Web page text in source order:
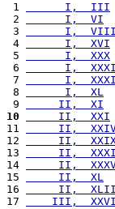
1
      I,  III
2
      I,  VI
3
      I,  VIII
4
      I,  XVI
5
      I,  XXX
6
I,
7
I,
8
      I,  XL
9
     II,  XI
10
     II,  XXI
11
II,
12
II,
13
II,
14
II,
15
     II,  XL
16
II,
17
III,